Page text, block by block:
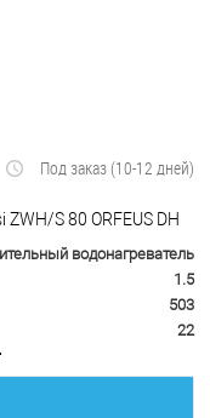
Под заказ (10-12 дней)
S 80 ORFEUS DH
водонагреватель
1.5
503
22